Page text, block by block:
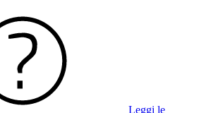
Leggi le